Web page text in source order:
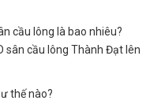
cầu lông là bao nhiêu?
sân cầu lông Thành Đạt lên
thế nào?